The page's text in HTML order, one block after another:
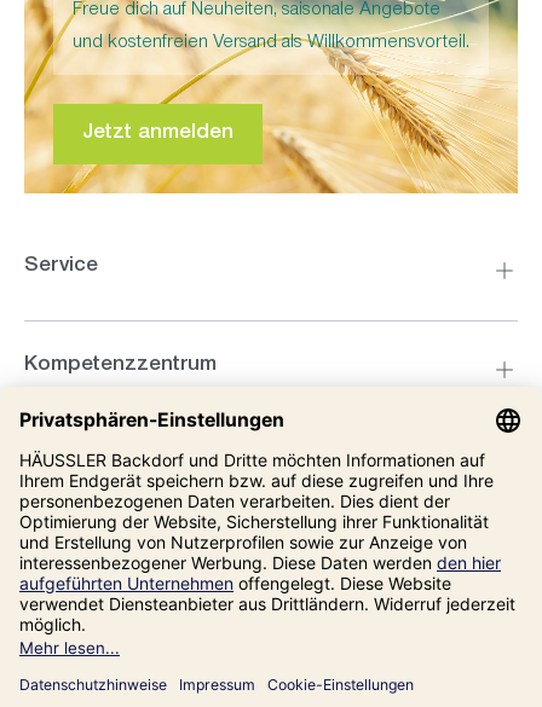
Freue dich auf Neuheiten, saisonale Angebote
und kostenfreien Versand als Willkommensvorteil.
Jetzt anmelden
Service
Kompetenzzentrum
Informationen
Unsere Adresse